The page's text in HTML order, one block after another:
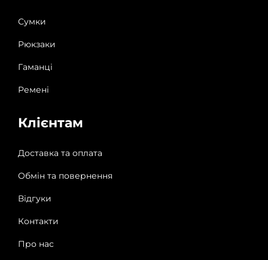
Сумки
Рюкзаки
Гаманці
Ремені
Клієнтам
Доставка та оплата
Обмін та повернення
Відгуки
Контакти
Про нас